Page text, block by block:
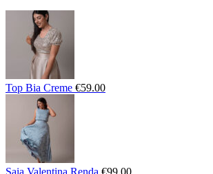
Top Bia Creme €59.00